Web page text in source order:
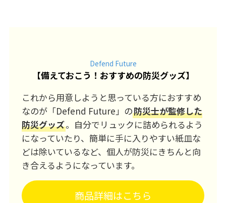
Defend Future
【備えておこう！おすすめの防災グッズ】
これから用意しようと思っている方におすすめ
なのが「Defend Future」の防災士が監修した
防災グッズ。自分でリュックに詰められるよう
になっていたり、簡単に手に入りやすい紙皿な
どは除いているなど、個人が防災にきちんと向
き合えるようになっています。
商品詳細はこちら